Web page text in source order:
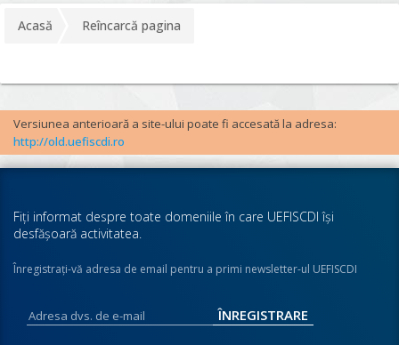
Acasă Reîncarcă pagina
Versiunea anterioară a site-ului poate fi accesată la adresa:
http://old.uefiscdi.ro
Fiţi informat despre toate domeniile în care UEFISCDI îşi
desfăşoară activitatea.
Înregistraţi-vă adresa de email pentru a primi newsletter-ul UEFISCDI